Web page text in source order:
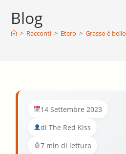
Blog
> Racconti > Etero > Grasso è bello
14 Settembre 2023
di The Red Kiss
7 min di lettura